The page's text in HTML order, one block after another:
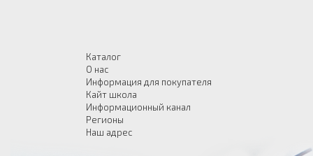
Каталог
О нас
Информация для покупателя
Кайт школа
Информационный канал
Регионы
Наш адрес